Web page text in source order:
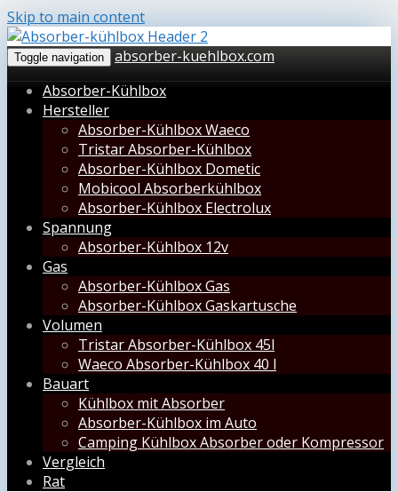
Skip to main content
Toggle navigation
absorber-kuehlbox.com
Absorber-Kühlbox
Hersteller
Absorber-Kühlbox Waeco
Tristar Absorber-Kühlbox
Absorber-Kühlbox Dometic
Mobicool Absorberkühlbox
Absorber-Kühlbox Electrolux
Spannung
Absorber-Kühlbox 12v
Gas
Absorber-Kühlbox Gas
Absorber-Kühlbox Gaskartusche
Volumen
Tristar Absorber-Kühlbox 45l
Waeco Absorber-Kühlbox 40 l
Bauart
Kühlbox mit Absorber
Absorber-Kühlbox im Auto
Camping Kühlbox Absorber oder Kompressor
Vergleich
Rat